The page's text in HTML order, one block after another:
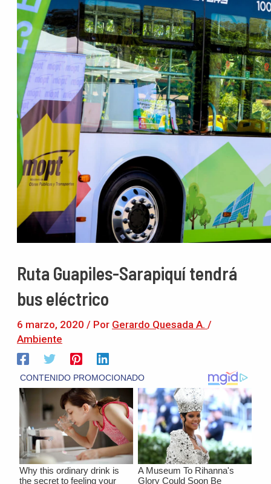
Ruta Guapiles-Sarapiquí tendrá
bus eléctrico
6 marzo, 2020 / Por Gerardo Quesada A. /
Ambiente